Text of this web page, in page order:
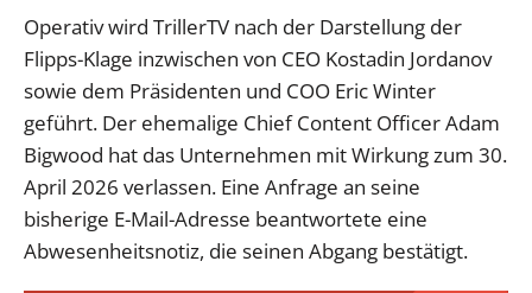
Operativ wird TrillerTV nach der Darstellung der
Flipps-Klage inzwischen von CEO Kostadin Jordanov
sowie dem Präsidenten und COO Eric Winter
geführt. Der ehemalige Chief Content Officer Adam
Bigwood hat das Unternehmen mit Wirkung zum 30.
April 2026 verlassen. Eine Anfrage an seine
bisherige E-Mail-Adresse beantwortete eine
Abwesenheitsnotiz, die seinen Abgang bestätigt.